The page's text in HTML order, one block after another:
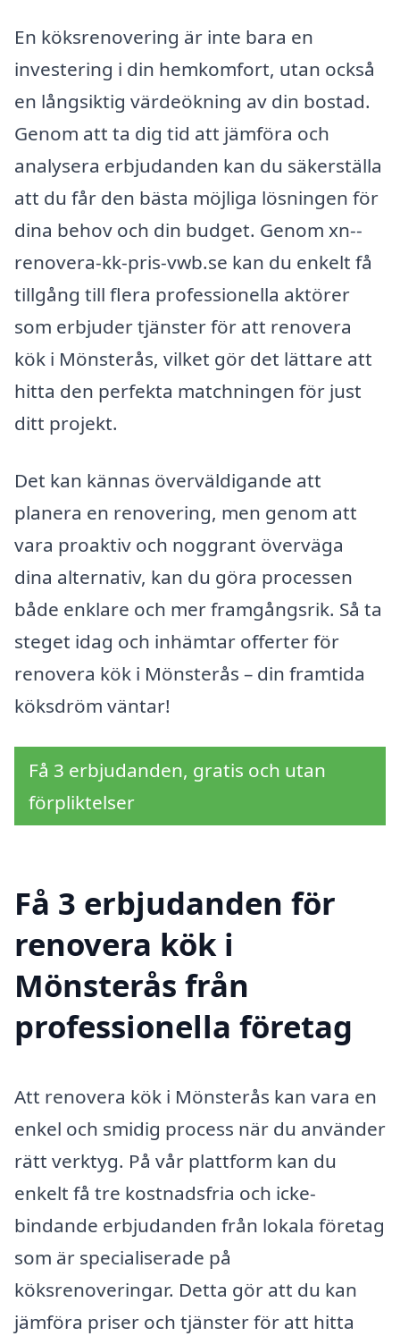
En köksrenovering är inte bara en
investering i din hemkomfort, utan också
en långsiktig värdeökning av din bostad.
Genom att ta dig tid att jämföra och
analysera erbjudanden kan du säkerställa
att du får den bästa möjliga lösningen för
dina behov och din budget. Genom xn--
renovera-kk-pris-vwb.se kan du enkelt få
tillgång till flera professionella aktörer
som erbjuder tjänster för att renovera
kök i Mönsterås, vilket gör det lättare att
hitta den perfekta matchningen för just
ditt projekt.
Det kan kännas överväldigande att
planera en renovering, men genom att
vara proaktiv och noggrant överväga
dina alternativ, kan du göra processen
både enklare och mer framgångsrik. Så ta
steget idag och inhämtar offerter för
renovera kök i Mönsterås – din framtida
köksdröm väntar!
Få 3 erbjudanden, gratis och utan
förpliktelser
Få 3 erbjudanden för
renovera kök i
Mönsterås från
professionella företag
Att renovera kök i Mönsterås kan vara en
enkel och smidig process när du använder
rätt verktyg. På vår plattform kan du
enkelt få tre kostnadsfria och icke-
bindande erbjudanden från lokala företag
som är specialiserade på
köksrenoveringar. Detta gör att du kan
jämföra priser och tjänster för att hitta